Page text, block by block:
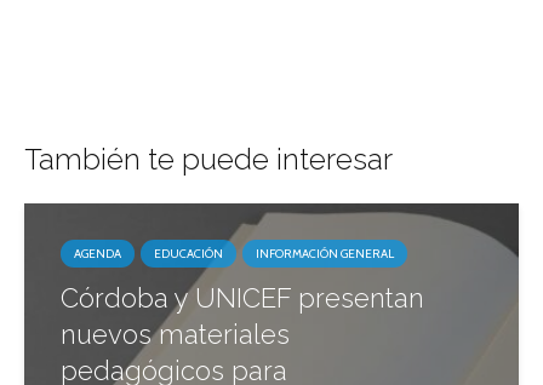
También te puede interesar
AGENDA EDUCACIÓN INFORMACIÓN GENERAL
Córdoba y UNICEF presentan
nuevos materiales
pedagógicos para